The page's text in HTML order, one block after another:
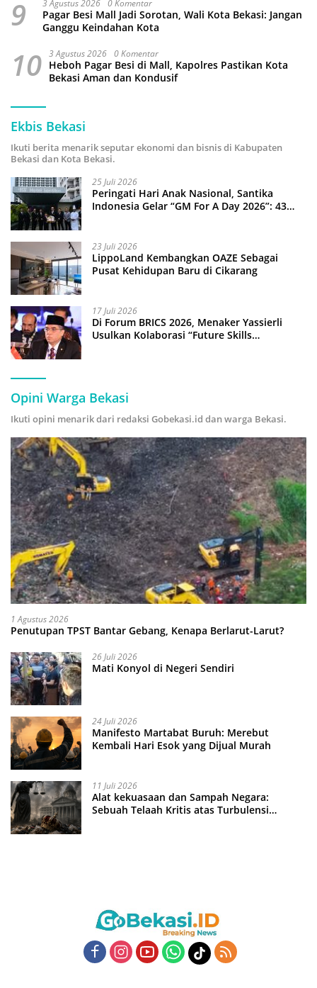
9 3 Agustus 2026 0 Komentar
Pagar Besi Mall Jadi Sorotan, Wali Kota Bekasi: Jangan
Ganggu Keindahan Kota
10 3 Agustus 2026 0 Komentar
Heboh Pagar Besi di Mall, Kapolres Pastikan Kota
Bekasi Aman dan Kondusif
Ekbis Bekasi
Ikuti berita menarik seputar ekonomi dan bisnis di Kabupaten
Bekasi dan Kota Bekasi.
25 Juli 2026
Peringati Hari Anak Nasional, Santika
Indonesia Gelar “GM For A Day 2026”: 43
23 Juli 2026
LippoLand Kembangkan OAZE Sebagai
Pusat Kehidupan Baru di Cikarang
17 Juli 2026
Di Forum BRICS 2026, Menaker Yassierli
Usulkan Kolaborasi “Future Skills
Opini Warga Bekasi
Ikuti opini menarik dari redaksi Gobekasi.id dan warga Bekasi.
1 Agustus 2026
Penutupan TPST Bantar Gebang, Kenapa Berlarut-Larut?
26 Juli 2026
Mati Konyol di Negeri Sendiri
24 Juli 2026
Manifesto Martabat Buruh: Merebut
Kembali Hari Esok yang Dijual Murah
11 Juli 2026
Alat kekuasaan dan Sampah Negara:
Sebuah Telaah Kritis atas Turbulensi